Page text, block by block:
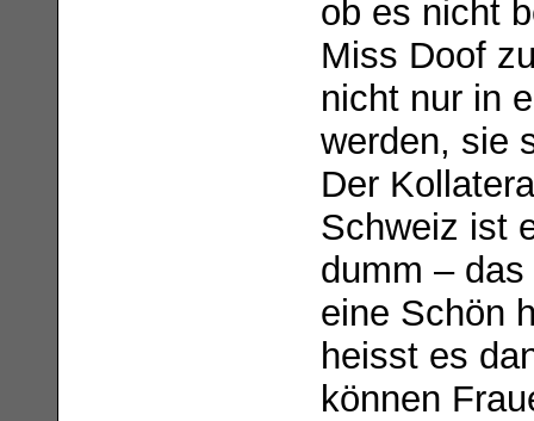
ob es nicht
Miss Doof
nicht nur in
werden, sie
Der
Schweiz ist
dumm –
eine Schön
heisst es
können